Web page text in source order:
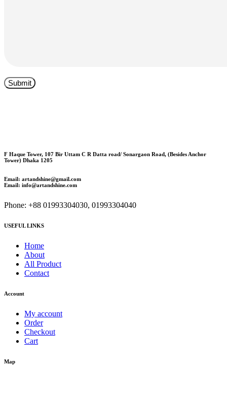
F Haque Tower, 107 Bir Uttam C R Datta road/ Sonargaon Road, (Besides Anchor
Tower) Dhaka 1205
Email: artandshine@gmail.com
Email: info@artandshine.com
Phone: +88 01993304030, 01993304040
USEFUL LINKS
Home
About
All Product
Contact
Account
My account
Order
Checkout
Cart
Map